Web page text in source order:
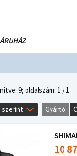
9; oldalszám: 1 / 1
szerint Gyártó
10